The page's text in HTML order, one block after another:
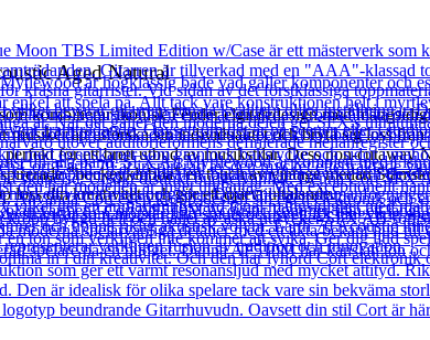
Aged Natural
kombinerar ikonisk Fender elgitarrdesign med
att utforska sin individualitet och bryta sig loss
för ett brett utbud av musikstilar. Dess non-
”hockeyklubba” en touch av vintage medan
loss din kreativitet och gör ett djärvt uttalande.